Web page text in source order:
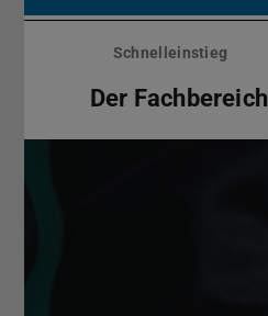
Menü
überspringenSchnelleinstieg
Der Fachbereich